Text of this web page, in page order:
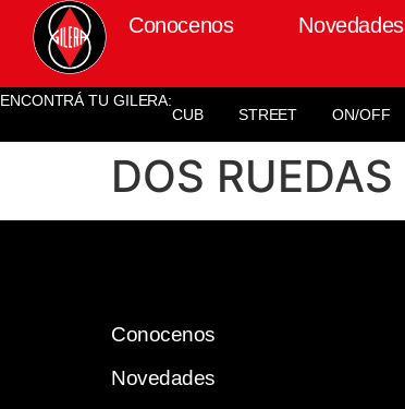
Conocenos Novedades
ENCONTRÁ TU GILERA:
CUB
STREET ON/OFF
DOS RUEDAS
Conocenos
Novedades